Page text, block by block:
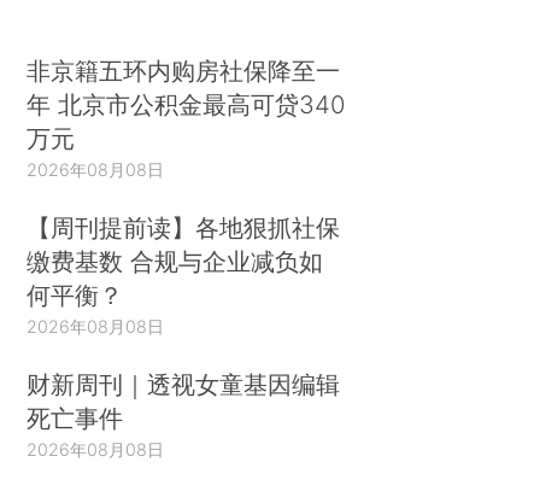
非京籍五环内购房社保降至一
年 北京市公积金最高可贷340
万元
2026年08月08日
【周刊提前读】各地狠抓社保
缴费基数 合规与企业减负如
何平衡？
2026年08月08日
财新周刊｜透视女童基因编辑
死亡事件
2026年08月08日